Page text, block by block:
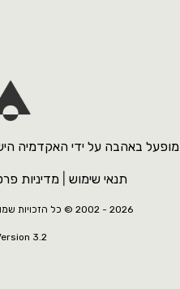
מופעל באהבה על ידי האקדמיה
תנאי שימוש |מדיניות
2026 - 2002 © כל הזכויות
3.2